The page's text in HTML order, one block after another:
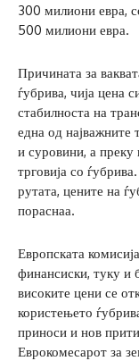
300 милиони евра,
500 милиони евра.
Причината за
ѓубрива, чија цена
стабилноста на
една од најважните
и суровини, а преку
трговија со
рутата, цените на
пораснаа.
Европската
финансиски, туку и
високите цени се
користењето
приноси и нов
Еврокомесарот за